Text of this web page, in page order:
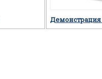
Демонстрация